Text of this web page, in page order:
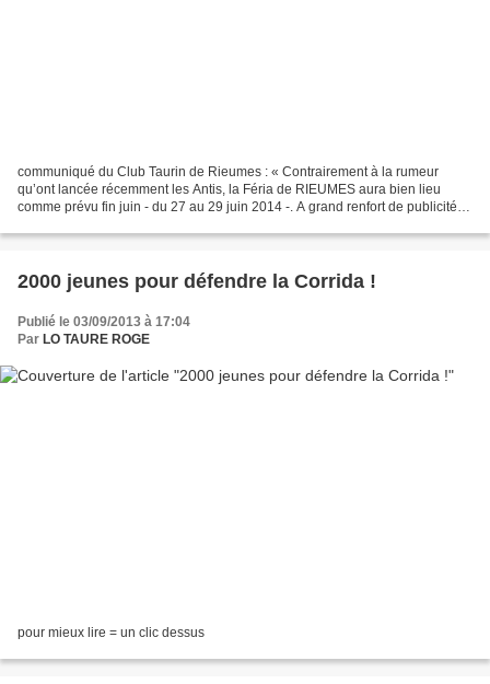
communiqué du Club Taurin de Rieumes : « Contrairement à la rumeur
qu’ont lancée récemment les Antis, la Féria de RIEUMES aura bien lieu
comme prévu fin juin - du 27 au 29 juin 2014 -. A grand renfort de publicité,
2000 jeunes pour défendre la Corrida !
Publié le 03/09/2013 à 17:04
Par LO TAURE ROGE
pour mieux lire = un clic dessus